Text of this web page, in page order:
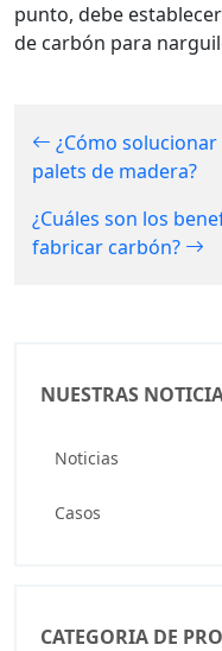
NUESTRAS
Noticias
Casos
CATEGORIA DE
punto, debe
de carbón para
¿Cómo
palets de madera?
¿Cuáles son los
fabricar carbón?